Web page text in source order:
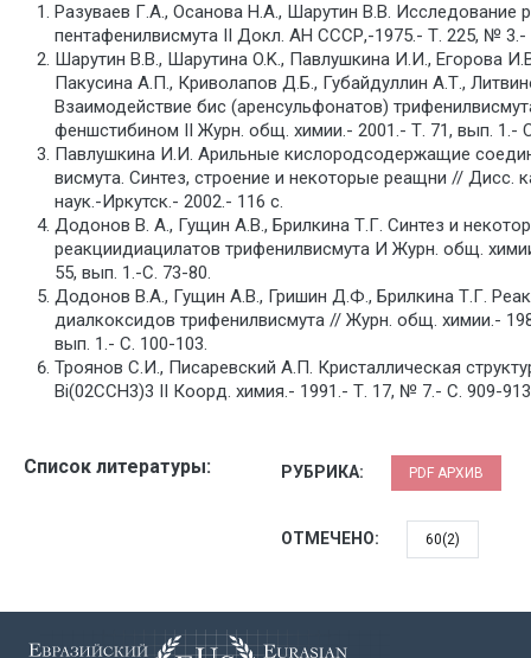
Разуваев Г.А., Осанова Н.А., Шарутин В.В. Исследование
пентафенилвисмута II Докл. АН СССР,-1975.- Т. 225, № 3.-
Шарутин В.В., Шарутина O.K., Павлушкина И.И., Егорова
Пакусина А.П., Криволапов Д.Б., Губайдуллин А.Т.,
Взаимодействие бис (аренсульфонатов)
феншстибином II Журн. общ. химии.- 2001.- Т. 71, вып. 1.-
Павлушкина И.И. Арильные кислородсодержащие
висмута. Синтез, строение и некоторые реащни // Дисс.
наук.-Иркутск.- 2002.- 116 с.
Додонов В. А., Гущин A.B., Брилкина Т.Г. Синтез и
реакциидиацилатов трифенилвисмута И Журн. общ.
55, вып. 1.-С. 73-80.
Додонов В.А., Гущин А.В., Гришин Д.Ф., Брилкина Т.Г.
диалкоксидов трифенилвисмута // Журн. общ. химии.-
вып. 1.- С. 100-103.
Троянов С.И., Писаревский А.П. Кристаллическая
Bi(02CCH3)3 II Коорд. химия.- 1991.- Т. 17, № 7.- С. 909-
Список литературы: РУБРИКА: PDF АРХИВ
ОТМЕЧЕНО: 60(2)